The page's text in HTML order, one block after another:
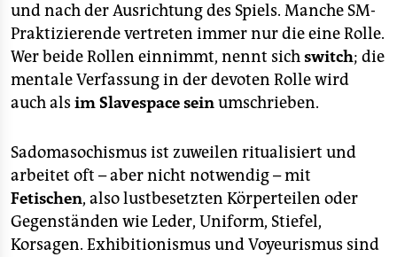
genossenschaft
epaper login
und nach der Ausrichtung des Spiels. Manche SM-
Praktizierende vertreten immer nur die eine Rolle.
Wer beide Rollen einnimmt, nennt sichswitch; die
mentale Verfassung in der devoten Rolle wird
auch als im Slavespace seinumschrieben.
Sadomasochismus ist zuweilen ritualisiert und
arbeitet oft – aber nicht notwendig – mit
Fetischen, also lustbesetzten Körperteilen oder
Gegenständen wie Leder, Uniform, Stiefel,
Korsagen. Exhibitionismus und Voyeurismus sind